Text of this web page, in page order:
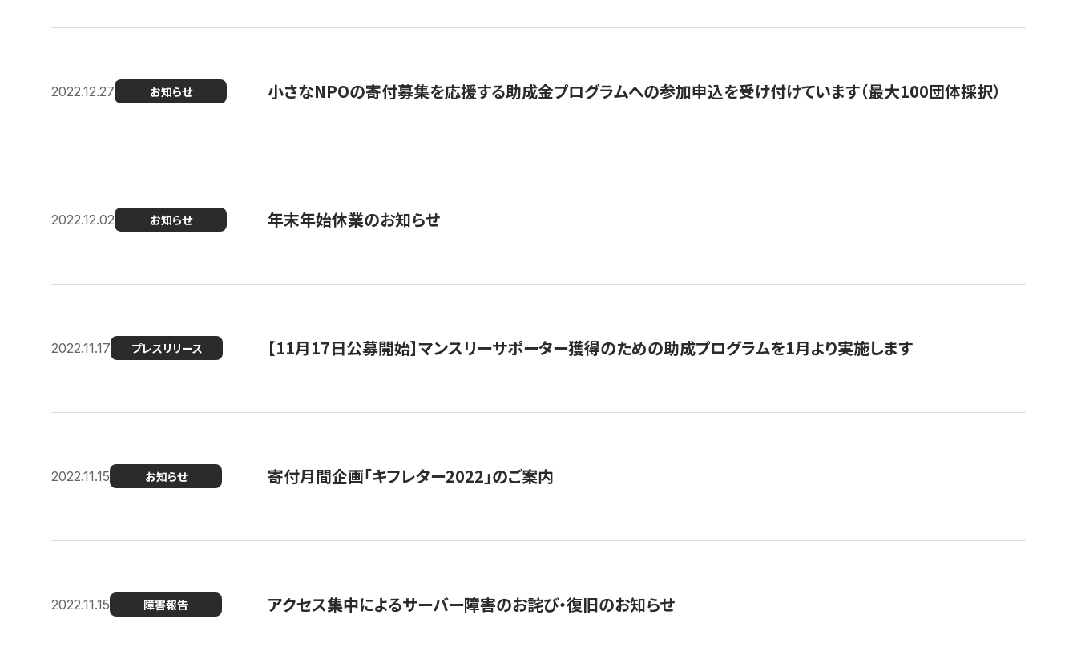
2022.12.27 お知らせ 小さなNPOの寄付募集を応援する助成金プログラムへの参加申込を受け付けています（最大100団体採択）
2022.12.02 お知らせ 年末年始休業のお知らせ
2022.11.17 プレスリリース 【11月17日公募開始】マンスリーサポーター獲得のための助成プログラムを1月より実施します
2022.11.15 お知らせ 寄付月間企画「キフレター2022」のご案内
2022.11.15 障害報告 アクセス集中によるサーバー障害のお詫び・復旧のお知らせ